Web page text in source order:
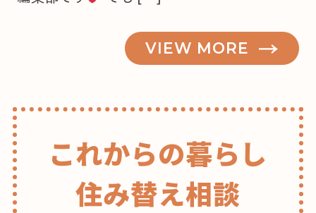
VIEW MORE
これからの暮らし
住み替え相談